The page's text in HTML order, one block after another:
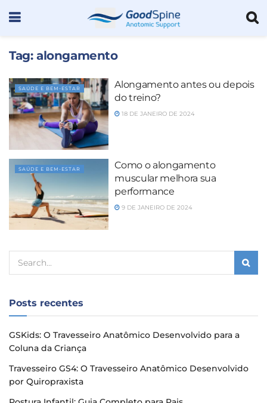
Tag: alongamento
SAÚDE E BEM-ESTAR
Alongamento antes ou depois
do treino?
18 DE JANEIRO DE 2024
SAÚDE E BEM-ESTAR
Como o alongamento
muscular melhora sua
performance
9 DE JANEIRO DE 2024
Posts recentes
GSKids: O Travesseiro Anatômico Desenvolvido para a
Coluna da Criança
Travesseiro GS4: O Travesseiro Anatômico Desenvolvido
por Quiropraxista